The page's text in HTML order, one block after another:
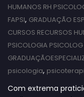
HUMANOS RH
FAPSI, GRADUAÇÃO
CURSOS RECURSOS
PSICOLOGIA PSICOLOG
psicologia,
Com extrema